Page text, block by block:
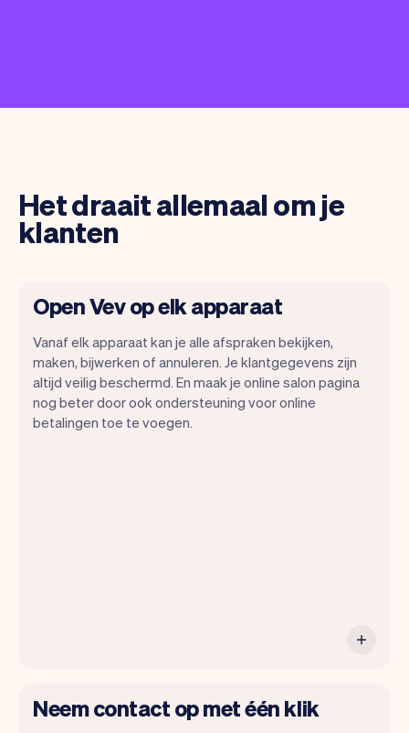
Het draait allemaal om je
klanten
Open Vev op elk apparaat
Vanaf elk apparaat kan je alle afspraken bekijken,
maken, bijwerken of annuleren. Je klantgegevens zijn
altijd veilig beschermd. En maak je online salon pagina
nog beter door ook ondersteuning voor online
betalingen toe te voegen.
Neem contact op met één klik